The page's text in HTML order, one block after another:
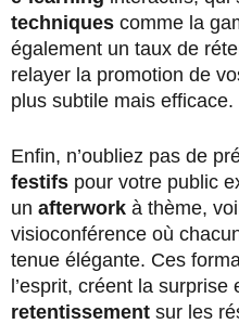
techniques comme la
également un taux de
relayer la promotion de
plus subtile mais efficace.
Enfin, n’oubliez pas de
festifs pour votre public
un afterwork à thème,
visioconférence où
tenue élégante. Ces
l’esprit, créent la
retentissement sur les